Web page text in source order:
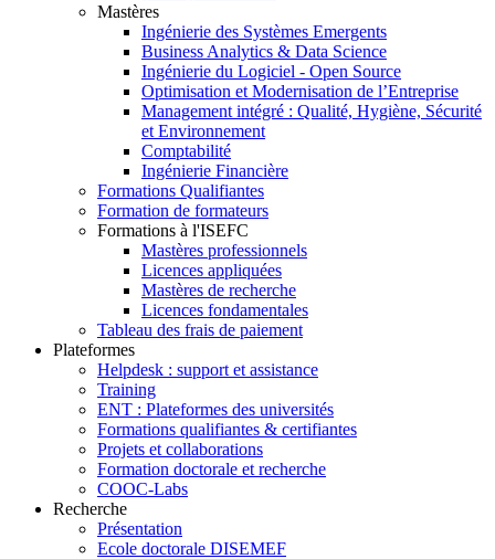
Mastères
Ingénierie des Systèmes Emergents
Business Analytics & Data Science
Ingénierie du Logiciel - Open Source
Optimisation et Modernisation de l’Entreprise
Management intégré : Qualité, Hygiène, Sécurité
et Environnement
Comptabilité
Ingénierie Financière
Formations Qualifiantes
Formation de formateurs
Formations à l'ISEFC
Mastères professionnels
Licences appliquées
Mastères de recherche
Licences fondamentales
Tableau des frais de paiement
Plateformes
Helpdesk : support et assistance
Training
ENT : Plateformes des universités
Formations qualifiantes & certifiantes
Projets et collaborations
Formation doctorale et recherche
COOC-Labs
Recherche
Présentation
Ecole doctorale DISEMEF